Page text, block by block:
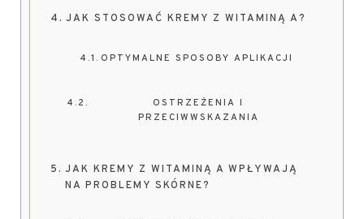
JAK STOSOWAĆ KREMY Z WITAMINĄ A?
OPTYMALNE SPOSOBY APLIKACJI
OSTRZEŻENIA I
PRZECIWWSKAZANIA
JAK KREMY Z WITAMINĄ A WPŁYWAJĄ
NA PROBLEMY SKÓRNE?